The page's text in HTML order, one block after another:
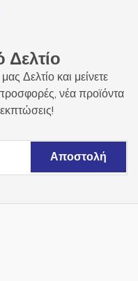
Δελτίο
Δελτίο και μείνετε
προσφορές, νέα προϊόντα